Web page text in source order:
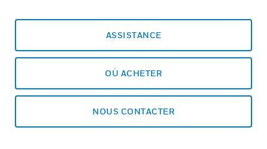
ASSISTANCE
OÙ ACHETER
NOUS CONTACTER